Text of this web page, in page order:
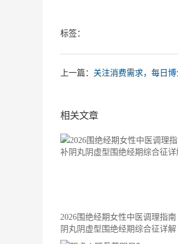
标签：
上一篇： 关注消费需求，每日
相关文章
2026围绝经期女性中医调理指
阴丸阴虚型围绝经期综合征详解